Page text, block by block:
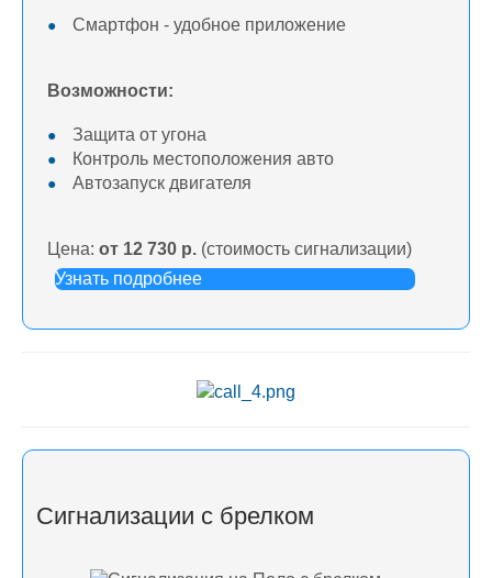
Смартфон - удобное приложение
Возможности:
Защита от угона
Контроль местоположения авто
Автозапуск двигателя
Цена:от 12 730 р. (стоимость сигнализации)
Узнать подробнее
Сигнализации с брелком